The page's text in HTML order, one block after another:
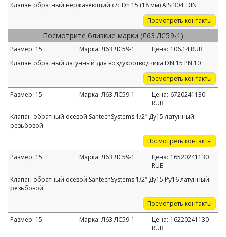
Клапан обратный нержавеющий с/с Dn 15 (18 мм) AISI304. DIN
Посмотреть контакты
Посмотрите близкие марки (Л63 ЛС59-1)
Размер: 15 Марка: Л63 ЛС59-1 Цена: 106.14 RUB
Клапан обратный латунный для воздухоотводчика DN 15 PN 10
Посмотреть контакты
Размер: 15 Марка: Л63 ЛС59-1 Цена: 6720241130
RUB
Клапан обратный осевой SantechSystems 1/2″ Ду15 латунный.
резьбовой
Посмотреть контакты
Размер: 15 Марка: Л63 ЛС59-1 Цена: 16520241130
RUB
Клапан обратный осевой SantechSystems 1/2″ Ду15 Ру16 латунный.
резьбовой
Посмотреть контакты
Размер: 15 Марка: Л63 ЛС59-1 Цена: 16220241130
RUB